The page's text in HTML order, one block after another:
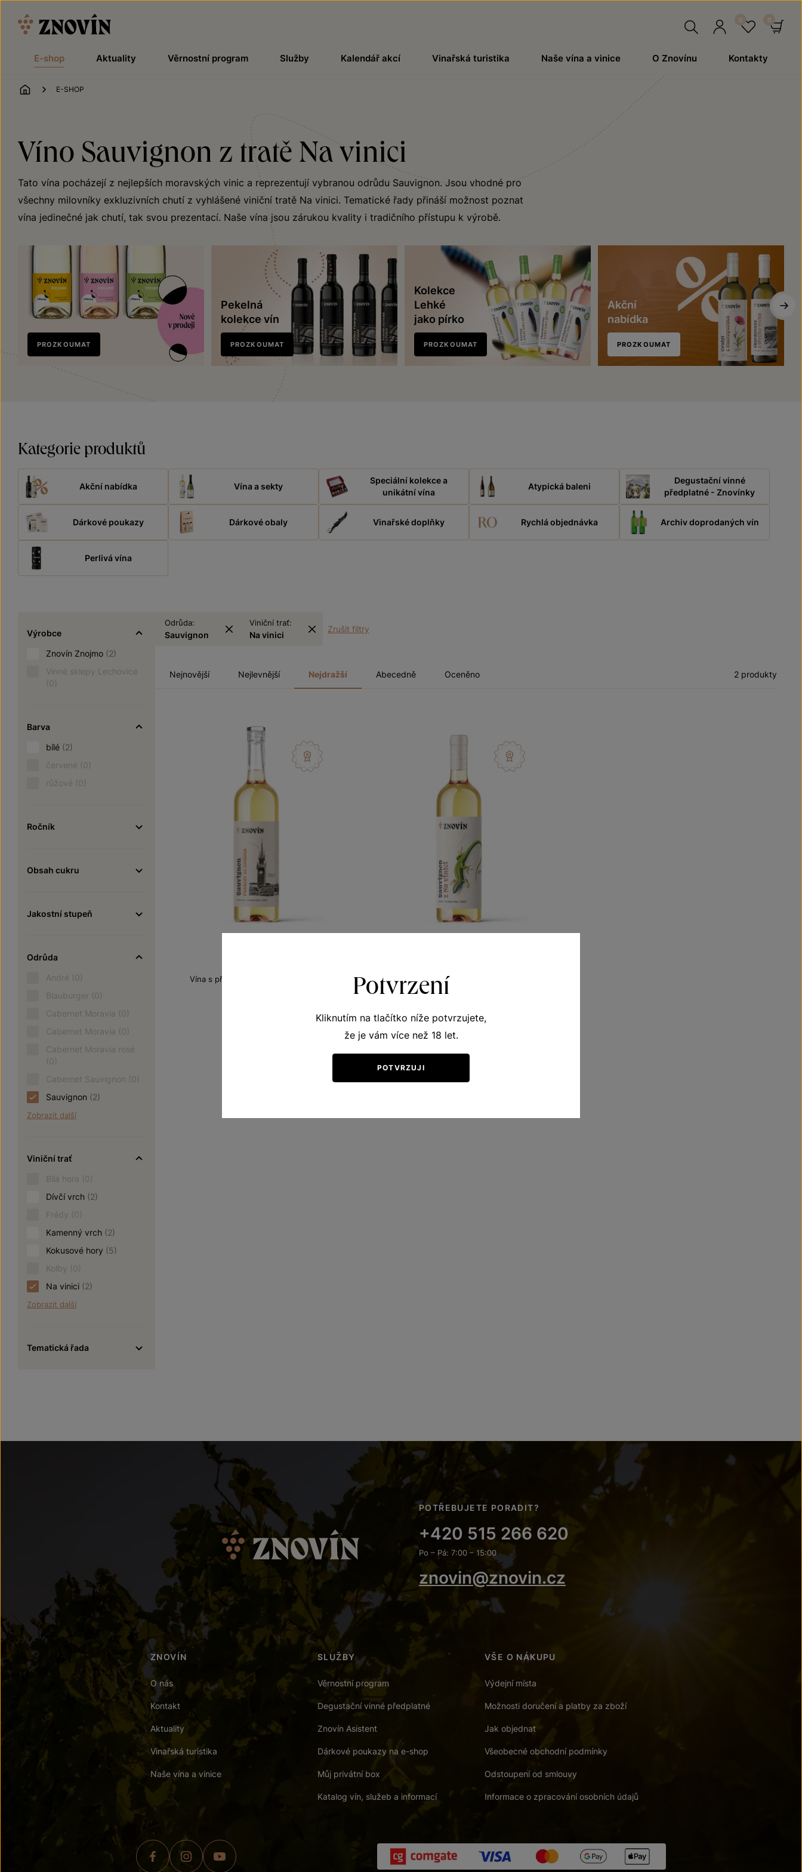
E-shop Aktuality Věrnostní program Služby Kalendář akcí Vinařská turistika Naše vína a vinice O Znovínu Kontakty
ÚVOD
E-SHOP
Víno Sauvignon z tratě Na vinici
Tato vína pocházejí z nejlepších moravských vinic a reprezentují vybranou odrůdu Sauvignon. Jsou vhodné pro
všechny milovníky exkluzivních chutí z vyhlášené viniční tratě Na vinici. Tematické řady přináší možnost poznat
vína jedinečné jak chutí, tak svou prezentací. Naše vína jsou zárukou kvality i tradičního přístupu k výrobě.
Nově
v prodeji
PROZKOUMAT
Pekelná
kolekce vín
PROZKOUMAT
Kolekce
Lehké
jako pírko
PROZKOUMAT
Akční
nabídka
PROZKOUMAT
Kategorie produktů
Akční nabídka Vína a sekty
Speciální kolekce a
unikátní vína
Atypická baleni
Degustační vinné
předplatné - Znovínky
Dárkové poukazy Dárkové obaly Vinařské doplňky Rychlá objednávka Archiv doprodaných vín
Perlivá vína
Výrobce
Znovín Znojmo (2)
Vinné sklepy Lechovice
(0)
Barva
bílé (2)
červené (0)
růžové (0)
Ročník
Obsah cukru
Jakostní stupeň
Odrůda
André (0)
Blauburger (0)
Cabernet Moravia (0)
Cabernet Moravia (0)
Cabernet Moravia rosé
(0)
Cabernet Sauvignon (0)
Sauvignon (2)
Zobrazit další
Viniční trať
Bílá hora (0)
Dívčí vrch (2)
Frédy (0)
Kamenný vrch (2)
Kokusové hory (5)
Kolby (0)
Na vinici (2)
Zobrazit další
Tematická řada
Odrůda:
Sauvignon
Viniční trať:
Na vinici
Zrušit filtry
Nejnovější Nejlevnější Nejdražší Abecedně Oceněno 2 produkty
Vína s příběhem Pozdrav ze Znojma
Vína s příběhem Ještěrka zelená
pozdní sběr 2025
180Kč
POTŘEBUJETE PORADIT?
+420 515 266 620
Po – Pá: 7:00 – 15:00
znovin@znovin.cz
ZNOVÍN
O nás
Kontakt
Aktuality
Vinařská turistika
Naše vína a vinice
SLUŽBY
Věrnostní program
Degustační vinné předplatné
Znovín Asistent
Dárkové poukazy na e-shop
Můj privátní box
Katalog vín, služeb a informací
VŠE O NÁKUPU
Výdejní místa
Možnosti doručení a platby za zboží
Jak objednat
Všeobecné obchodní podmínky
Odstoupení od smlouvy
Informace o zpracování osobních údajů
Potvrzení
Kliknutím na tlačítko níže potvrzujete,
že je vám více než 18 let.
POTVRZUJI